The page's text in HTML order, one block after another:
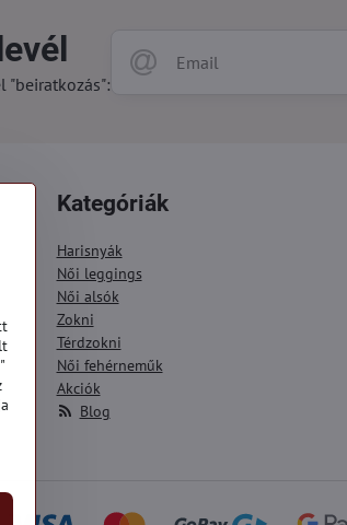
"beiratkozás":
Kategóriák
Harisnyák
Női leggings
Női alsók
Zokni
Térdzokni
Női fehérneműk
Akciók
Blog